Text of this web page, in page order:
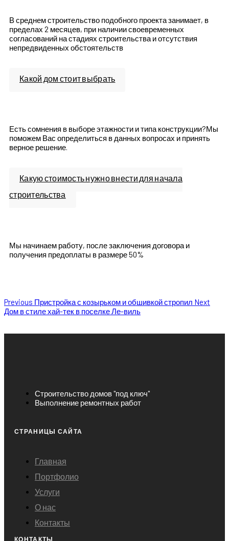
В среднем строительство подобного проекта занимает, в
пределах 2 месяцев, при наличии своевременных
согласований на стадиях строительства и отсутствия
непредвиденных обстоятельств
Какой дом стоит выбрать
Есть сомнения в выборе этажности и типа конструкции?Мы
поможем Вас определиться в данных вопросах и принять
верное решение.
Какую стоимость нужно внести для начала
строительства
Мы начинаем работу, после заключения договора и
получения предоплаты в размере 50%
Previous Пристройка с козырьком и обшивкой стропил Next
Дом в стиле хай-тек в поселке Ле-виль
Строительство домов "под ключ"
Выполнение ремонтных работ
СТРАНИЦЫ САЙТА
Главная
Портфолио
Услуги
О нас
Контакты
КОНТАКТЫ